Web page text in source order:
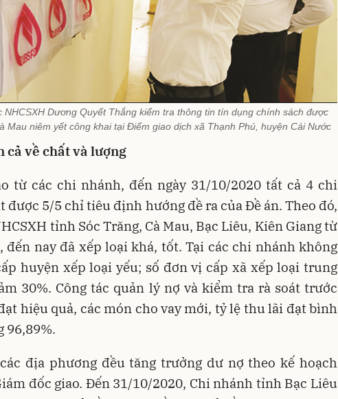
NHCSXH Dương Quyết Thắng kiểm tra thông tin tín dụng chính sách được
Mau niêm yết công khai tại Điểm giao dịch xã Thạnh Phú, huyện Cái Nước
cả về chất và lượng
từ các chi nhánh, đến ngày 31/10/2020 tất cả 4 chi
được 5/5 chỉ tiêu định hướng đề ra của Đề án. Theo đó,
tỉnh Sóc Trăng, Cà Mau, Bạc Liêu, Kiên Giang từ
đến nay đã xếp loại khá, tốt. Tại các chi nhánh không
huyện xếp loại yếu; số đơn vị cấp xã xếp loại trung
30%. Công tác quản lý nợ và kiểm tra rà soát trước
hiệu quả, các món cho vay mới, tỷ lệ thu lãi đạt bình
96,89%.
địa phương đều tăng trưởng dư nợ theo kế hoạch
đốc giao. Đến 31/10/2020, Chi nhánh tỉnh Bạc Liêu